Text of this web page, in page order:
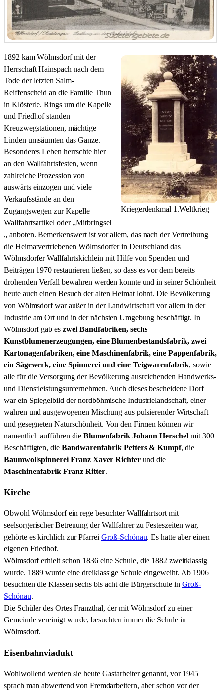
Kriegerdenkmal 1.Weltkrieg
1892 kam Wölmsdorf mit der
Herrschaft Hainspach nach dem
Tode der letzten Salm-
Reiffenscheid an die Familie Thun
in Klösterle. Rings um die Kapelle
und Friedhof standen
Kreuzwegstationen, mächtige
Linden umsäumten das Ganze.
Besonderes Leben herrschte hier
an den Wallfahrtsfesten, wenn
zahlreiche Prozession von
auswärts einzogen und viele
Verkaufsstände an den
Zugangswegen zur Kapelle
Wallfahrtsartikel oder „Mitbringsel
„ anboten. Bemerkenswert ist vor allem, das nach der Vertreibung
die Heimatvertriebenen Wölmsdorfer in Deutschland das
Wölmsdorfer Wallfahrtskichlein mit Hilfe von Spenden und
Beiträgen 1970 restaurieren ließen, so dass es vor dem bereits
drohenden Verfall bewahren werden konnte und in seiner Schönheit
heute auch einen Besuch der alten Heimat lohnt. Die Bevölkerung
von Wölmsdorf war außer in der Landwirtschaft vor allem in der
Industrie am Ort und in der nächsten Umgebung beschäftigt. In
Wölmsdorf gab es zwei Bandfabriken, sechs
Kunstblumenerzeugungen, eine Blumenbestandsfabrik, zwei
Kartonagenfabriken, eine Maschinenfabrik, eine Pappenfabrik,
ein Sägewerk, eine Spinnerei und eine Teigwarenfabrik, sowie
alle für die Versorgung der Bevölkerung ausreichenden Handwerks-
und Dienstleistungsunternehmen. Auch dieses bescheidene Dorf
war ein Spiegelbild der nordböhmische Industrielandschaft, einer
wahren und ausgewogenen Mischung aus pulsierender Wirtschaft
und gesegneten Naturschönheit. Von den Firmen können wir
namentlich aufführen die Blumenfabrik Johann Herschel mit 300
Beschäftigten, die Bandwarenfabrik Petters & Kumpf, die
Baumwollspinnerei Franz Xaver Richter und die
Maschinenfabrik Franz Ritter.
Kirche
Obwohl Wölmsdorf ein rege besuchter Wallfahrtsort mit
seelsorgerischer Betreuung der Wallfahrer zu Festeszeiten war,
gehörte es kirchlich zur Pfarrei Groß-Schönau. Es hatte aber einen
eigenen Friedhof.
Wölmsdorf erhielt schon 1836 eine Schule, die 1882 zweitklassig
wurde. 1889 wurde eine dreiklassige Schule eingeweiht. Ab 1906
besuchten die Klassen sechs bis acht die Bürgerschule in Groß-
Schönau.
Die Schüler des Ortes Franzthal, der mit Wölmsdorf zu einer
Gemeinde vereinigt wurde, besuchten immer die Schule in
Wölmsdorf.
Eisenbahnviadukt
Wohlwollend werden sie heute Gastarbeiter genannt, vor 1945
sprach man abwertend von Fremdarbeitern, aber schon vor der